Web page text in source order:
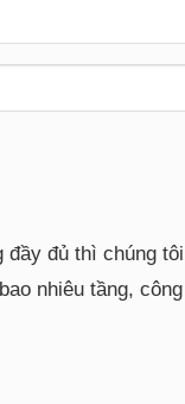
đầy đủ thì chúng
nhiêu tầng,